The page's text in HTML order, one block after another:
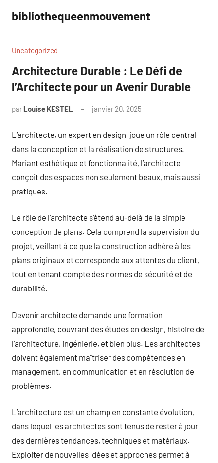
contenu
bibliothequeenmouvement
Uncategorized
Architecture Durable : Le Défi de
l’Architecte pour un Avenir Durable
par Louise KESTEL janvier 20, 2025
L’architecte, un expert en design, joue un rôle central
dans la conception et la réalisation de structures.
Mariant esthétique et fonctionnalité, l’architecte
conçoit des espaces non seulement beaux, mais aussi
pratiques.
Le rôle de l’architecte s’étend au-delà de la simple
conception de plans. Cela comprend la supervision du
projet, veillant à ce que la construction adhère à les
plans originaux et corresponde aux attentes du client,
tout en tenant compte des normes de sécurité et de
durabilité.
Devenir architecte demande une formation
approfondie, couvrant des études en design, histoire de
l’architecture, ingénierie, et bien plus. Les architectes
doivent également maîtriser des compétences en
management, en communication et en résolution de
problèmes.
L’architecture est un champ en constante évolution,
dans lequel les architectes sont tenus de rester à jour
des dernières tendances, techniques et matériaux.
Exploiter de nouvelles idées et approches permet à